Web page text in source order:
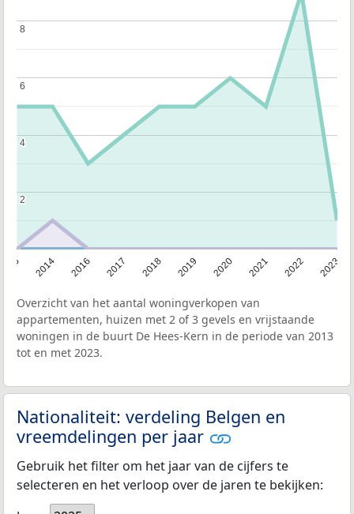
2014 2016 2017 2018 2019 2020 2021 2022 2023
2
2
4
4
6
6
8
8
Overzicht van het aantal woningverkopen van
appartementen, huizen met 2 of 3 gevels en vrijstaande
woningen in de buurt De Hees-Kern in de periode van 2013
tot en met 2023.
Nationaliteit: verdeling Belgen en
vreemdelingen per jaar
Gebruik het filter om het jaar van de cijfers te
selecteren en het verloop over de jaren te bekijken: